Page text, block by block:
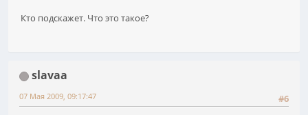
Кто подскажет. Что это такое?
slavaa
#6
07 Мая 2009, 09:17:47